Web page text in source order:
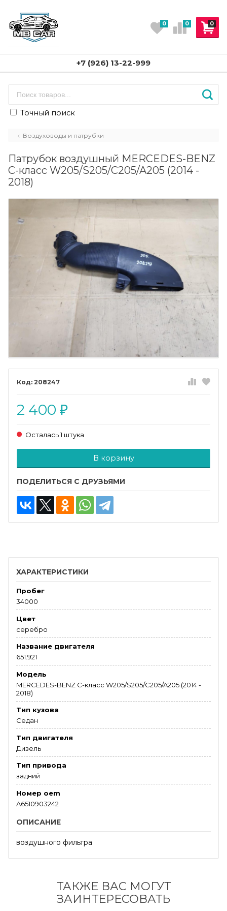
0
0 0
+7 (926) 13-22-999
Точный поиск
Воздуховоды и патрубки
Патрубок воздушный MERCEDES-BENZ
C-класс W205/S205/C205/A205 (2014 -
2018)
208247
2 400 ₽
Осталась 1 штука
В корзину
ПОДЕЛИТЬСЯ С ДРУЗЬЯМИ
ХАРАКТЕРИСТИКИ
Пробег
34000
Цвет
серебро
Название двигателя
651.921
Модель
MERCEDES-BENZ C-класс W205/S205/C205/A205 (2014 -
2018)
Тип кузова
Седан
Тип двигателя
Дизель
Тип привода
задний
Номер oem
A6510903242
ОПИСАНИЕ
воздушного фильтра
ТАКЖЕ ВАС МОГУТ
ЗАИНТЕРЕСОВАТЬ